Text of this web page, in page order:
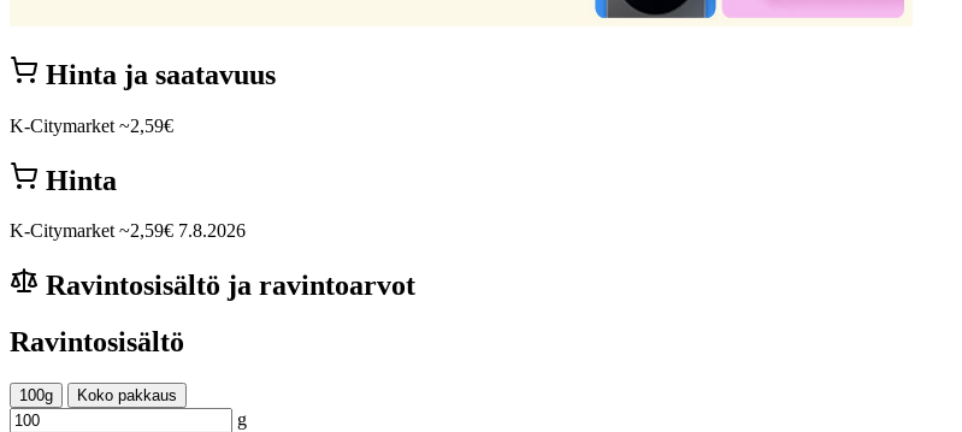
Hinta ja saatavuus
K-Citymarket ~2,59€
Hinta
K-Citymarket ~2,59€ 7.8.2026
Ravintosisältö ja ravintoarvot
Ravintosisältö
100g Koko pakkaus
g